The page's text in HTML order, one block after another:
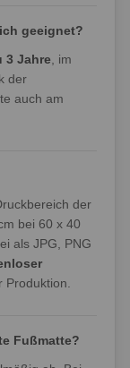
geeignet?
3 Jahre , im
der
auch am
der
bei 60 x 40
als JPG, PNG
Fußmatte?